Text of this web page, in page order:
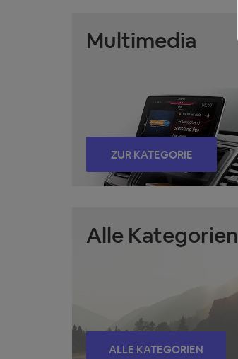
Multimedia
ZUR KATEGORIE
Alle Kategorien
ALLE KATEGORIEN